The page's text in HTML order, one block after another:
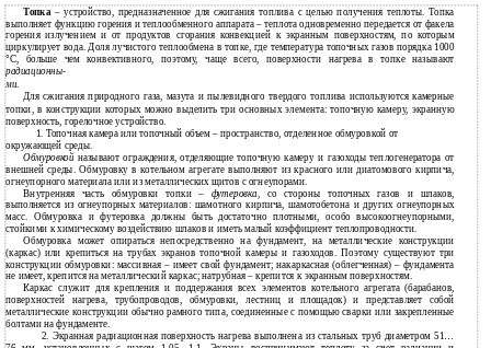
Топка – устройство, предназначенное для сжигания топлива с целью получения теплоты. Топка
выполняет функцию горения и теплообменного аппарата – теплота одновременно передается от факела
горения излучением и от продуктов сгорания конвекцией к экранным поверхностям, по которым
циркулирует вода. Доля лучистого теплообмена в топке, где температура топочных газов порядка 1000
°С, больше чем конвективного, поэтому, чаще всего, поверхности нагрева в топке называют
радиационны-
ми.
Для сжигания природного газа, мазута и пылевидного твердого топлива используются камерные
топки, в конструкции которых можно выделить три основных элемента: топочную камеру, экранную
поверхность, горелочное устройство.
1. Топочная камера или топочный объем – пространство, отделенное обмуровкой от
окружающей среды.
Обмуровкой называют ограждения, отделяющие топочную камеру и газоходы теплогенератора от
внешней среды. Обмуровку в котельном агрегате выполняют из красного или диатомового кирпича,
огнеупорного материала или из металлических щитов с огнеупорами.
Внутренняя часть обмуровки топки – футеровка , со стороны топочных газов и шлаков,
выполняется из огнеупорных материалов: шамотного кирпича, шамотобетона и других огнеупорных
масс. Обмуровка и футеровка должны быть достаточно плотными, особо высокоогнеупорными,
стойкими к химическому воздействию шлаков и иметь малый коэффициент теплопроводности.
Обмуровка может опираться непосредственно на фундамент, на металлические конструкции
(каркас) или крепиться на трубах экранов топочной камеры и газоходов. Поэтому существуют три
конструкции обмуровки: массивная – имеет свой фундамент; накаркасная (облегченная) – фундамента
не имеет, крепится на металлический каркас; натрубная – крепится к экранным поверхностям.
Каркас служит для крепления и поддержания всех элементов котельного агрегата (барабанов,
поверхностей нагрева, трубопроводов, обмуровки, лестниц и площадок) и представляет собой
металлические конструкции обычно рамного типа, соединенные с помощью сварки или закрепленные
болтами на фундаменте.
2. Экранная радиационная поверхность нагрева выполнена из стальных труб диаметром 51…